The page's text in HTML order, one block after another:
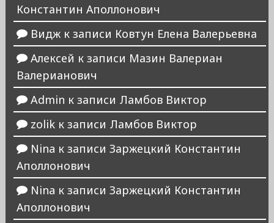
Константин Аполлонович
Виджк записи Ковтун Елена Валерьевна
Алексей к записи Мазин Валериан
Валерианович
Admin к записи Ламбов Виктор
zolikк записи Ламбов Виктор
Nina к записи Заржецкий Константин
Аполлонович
Nina к записи Заржецкий Константин
Аполлонович